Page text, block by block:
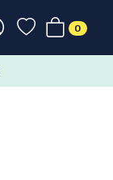
0